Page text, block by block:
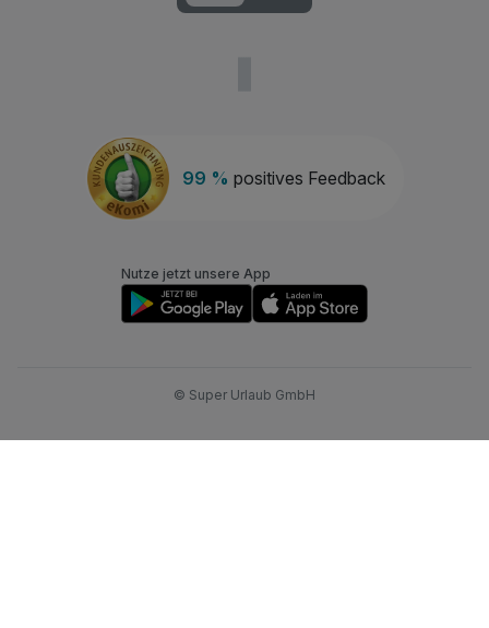
99 % positives Feedback
Nutze jetzt unsere App
© Super Urlaub GmbH